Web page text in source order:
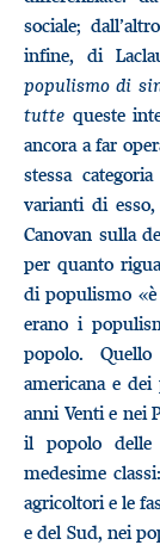
sociale;
infine, di
populismo di
tutte queste
ancora a far
stessa
varianti di
Canovan sulla
per quanto
di populismo «è
erano i
popolo.
americana e
anni Venti e nei
il popolo delle
medesime
agricoltori e le
e del Sud, nei